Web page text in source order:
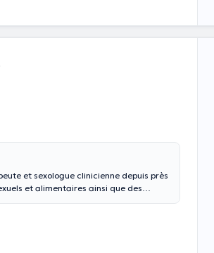
et sexologue clinicienne depuis près
et alimentaires ainsi que des